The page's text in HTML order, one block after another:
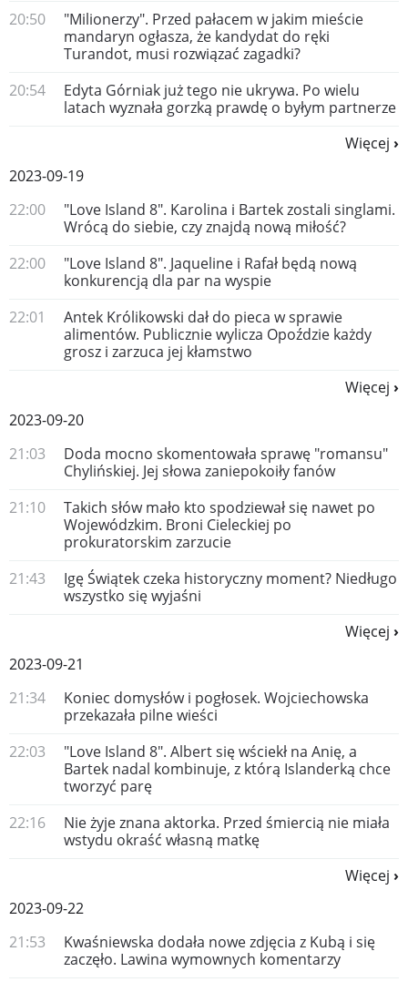
20:50
"Milionerzy". Przed pałacem w jakim mieście
mandaryn ogłasza, że kandydat do ręki
Turandot, musi rozwiązać zagadki?
20:54
Edyta Górniak już tego nie ukrywa. Po wielu
latach wyznała gorzką prawdę o byłym partnerze
Więcej
2023-09-19
22:00
"Love Island 8". Karolina i Bartek zostali singlami.
Wrócą do siebie, czy znajdą nową miłość?
22:00
"Love Island 8". Jaqueline i Rafał będą nową
konkurencją dla par na wyspie
22:01
Antek Królikowski dał do pieca w sprawie
alimentów. Publicznie wylicza Opoździe każdy
grosz i zarzuca jej kłamstwo
Więcej
2023-09-20
21:03
Doda mocno skomentowała sprawę "romansu"
Chylińskiej. Jej słowa zaniepokoiły fanów
21:10
Takich słów mało kto spodziewał się nawet po
Wojewódzkim. Broni Cieleckiej po
prokuratorskim zarzucie
21:43
Igę Świątek czeka historyczny moment? Niedługo
wszystko się wyjaśni
Więcej
2023-09-21
21:34
Koniec domysłów i pogłosek. Wojciechowska
przekazała pilne wieści
22:03
"Love Island 8". Albert się wściekł na Anię, a
Bartek nadal kombinuje, z którą Islanderką chce
tworzyć parę
22:16
Nie żyje znana aktorka. Przed śmiercią nie miała
wstydu okraść własną matkę
Więcej
2023-09-22
21:53
Kwaśniewska dodała nowe zdjęcia z Kubą i się
zaczęło. Lawina wymownych komentarzy